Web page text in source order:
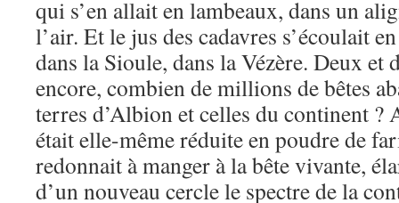
qui s’en allait en lambeaux, dans un
l’air. Et le jus des cadavres s’écoulait
dans la Sioule, dans la Vézère. Deux et
encore, combien de millions de bêtes
terres d’Albion et celles du continent ?
était elle-même réduite en poudre de
redonnait à manger à la bête vivante,
d’un nouveau cercle le spectre de la